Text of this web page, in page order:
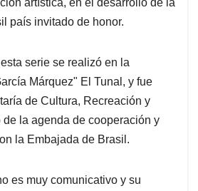
artística, en el desarrollo de la
país invitado de honor.
serie se realizó en la
Márquez" El Tunal, y fue
de Cultura, Recreación y
de la agenda de cooperación y
la Embajada de Brasil.
es muy comunicativo y su